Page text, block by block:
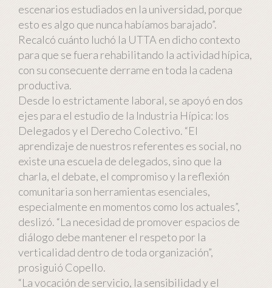
escenarios estudiados en la universidad, porque
esto es algo que nunca habíamos barajado”.
Recalcó cuánto luchó la UTTA en dicho contexto
para que se fuera rehabilitando la actividad hípica,
con su consecuente derrame en toda la cadena
productiva.
Desde lo estrictamente laboral, se apoyó en dos
ejes para el estudio de la Industria Hípica: los
Delegados y el Derecho Colectivo. “El
aprendizaje de nuestros referentes es social, no
existe una escuela de delegados, sino que la
charla, el debate, el compromiso y la reflexión
comunitaria son herramientas esenciales,
especialmente en momentos como los actuales”,
deslizó. “La necesidad de promover espacios de
diálogo debe mantener el respeto por la
verticalidad dentro de toda organización”,
prosiguió Copello.
“La vocación de servicio, la sensibilidad y el